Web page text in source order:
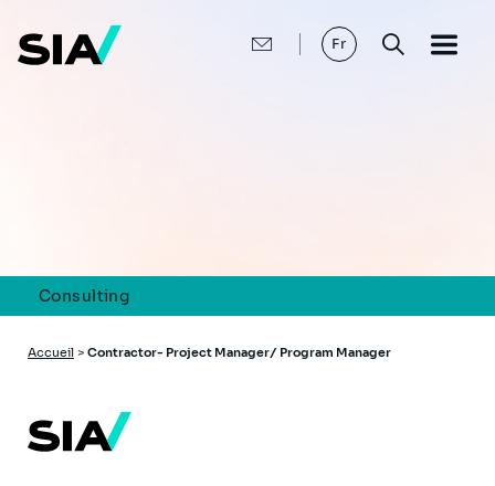
contenu
principal
Fr
Consulting
Fil
Accueil > Contractor- Project Manager/ Program Manager